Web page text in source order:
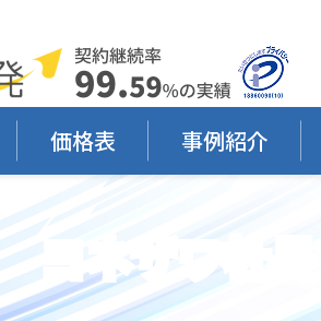
価格表 事例紹介
ヨネザワ社長